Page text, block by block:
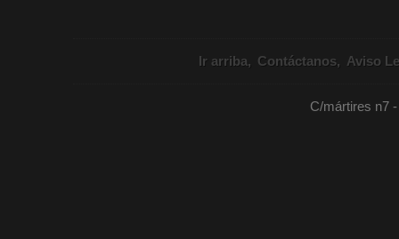
Ir arriba Contáctanos Aviso
C/mártires n7